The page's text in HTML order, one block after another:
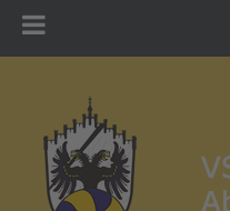
Training
Turniere